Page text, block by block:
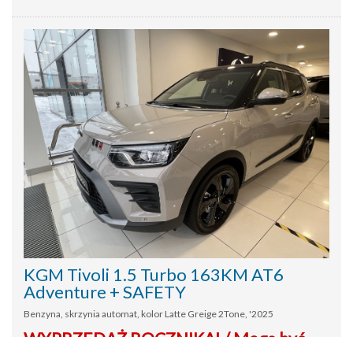
KGM Tivoli 1.5 Turbo 163KM AT6
Adventure + SAFETY
Benzyna, skrzynia automat, kolor Latte Greige 2Tone, '2025